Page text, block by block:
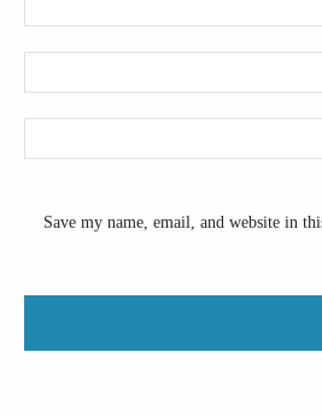
Save my name, email, and website in